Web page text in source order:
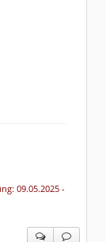
09.05.2025 -